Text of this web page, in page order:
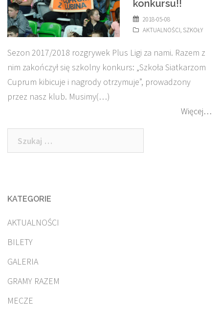
konkursu!!
2018-05-08
AKTUALNOŚCI, SZKOŁY
Sezon 2017/2018 rozgrywek Plus Ligi za nami. Razem z
nim zakończył się szkolny konkurs: „Szkoła Siatkarzom
Cuprum kibicuje i nagrody otrzymuje”, prowadzony
przez nasz klub. Musimy(…)
Więcej…
Szukaj:
KATEGORIE
AKTUALNOŚCI
BILETY
GALERIA
GRAMY RAZEM
MECZE